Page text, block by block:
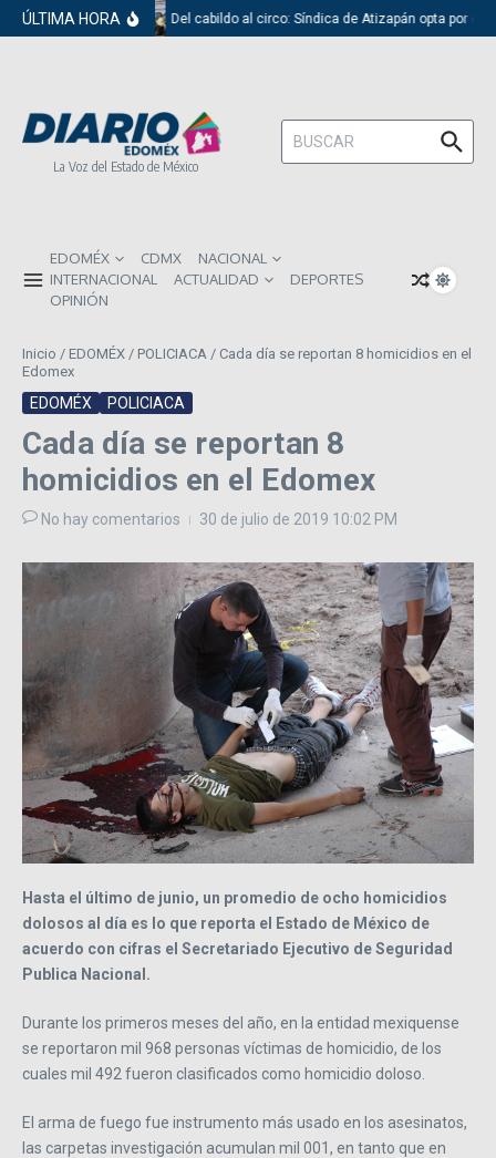
Saltar al contenido
ÚLTIMA HORA Del cabildo al circo: Síndica de Atizapán opta por el
La Voz del Estado de México
Buscar:
EDOMÉX CDMX
NACIONAL
INTERNACIONAL
ACTUALIDAD
DEPORTES
OPINIÓN
Inicio / EDOMÉX / POLICIACA / Cada día se reportan 8 homicidios en el
Edomex
EDOMÉX POLICIACA
Cada día se reportan 8
homicidios en el Edomex
No hay comentarios 30 de julio de 2019 10:02 PM
Hasta el último de junio, un promedio de ocho homicidios
dolosos al día es lo que reporta el Estado de México de
acuerdo con cifras el Secretariado Ejecutivo de Seguridad
Publica Nacional.
Durante los primeros meses del año, en la entidad mexiquense
se reportaron mil 968 personas víctimas de homicidio, de los
cuales mil 492 fueron clasificados como homicidio doloso.
El arma de fuego fue instrumento más usado en los asesinatos,
las carpetas investigación acumulan mil 001, en tanto que en